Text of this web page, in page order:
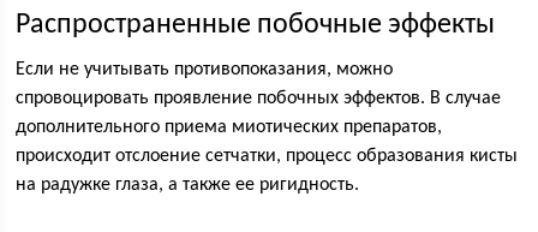
Распространенные побочные эффекты
Если не учитывать противопоказания, можно
спровоцировать проявление побочных эффектов. В случае
дополнительного приема миотических препаратов,
происходит отслоение сетчатки, процесс образования кисты
на радужке глаза, а также ее ригидность.